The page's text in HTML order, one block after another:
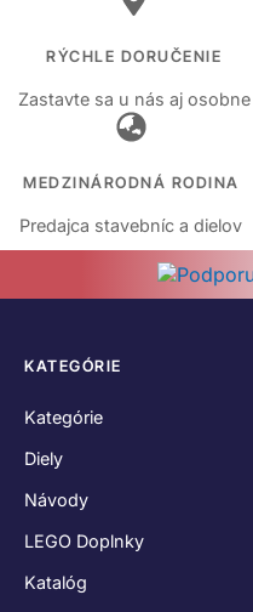
RÝCHLE DORUČENIE
Zastavte sa u nás aj osobne
MEDZINÁRODNÁ RODINA
Predajca stavebníc a dielov
KATEGÓRIE
Kategórie
Diely
Návody
LEGO Doplnky
Katalóg